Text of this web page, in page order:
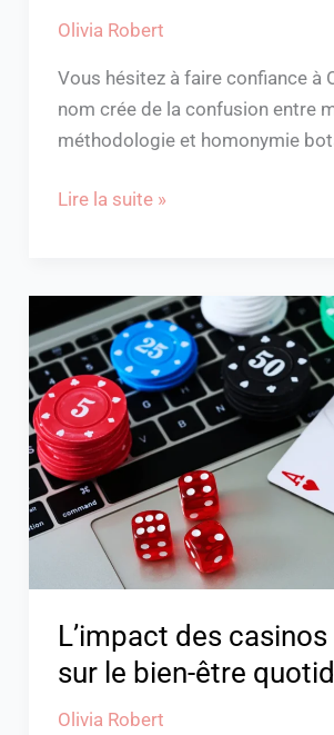
Olivia Robert
Vous hésitez à faire confiance à
nom crée de la confusion entre
méthodologie et homonymie
Lire la suite »
L’impact des
sur le bien-être
Olivia Robert
L’impact
des
casinos
en
ligne
sur
le
bien-
quotidien